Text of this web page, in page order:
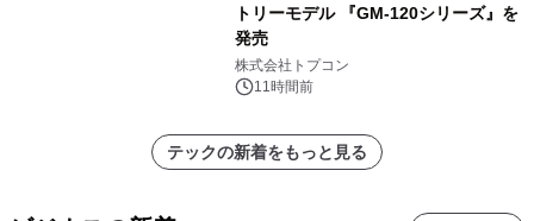
トリーモデル 『GM-120シリーズ』を
発売
株式会社トプコン
11時間前
テックの新着をもっと見る